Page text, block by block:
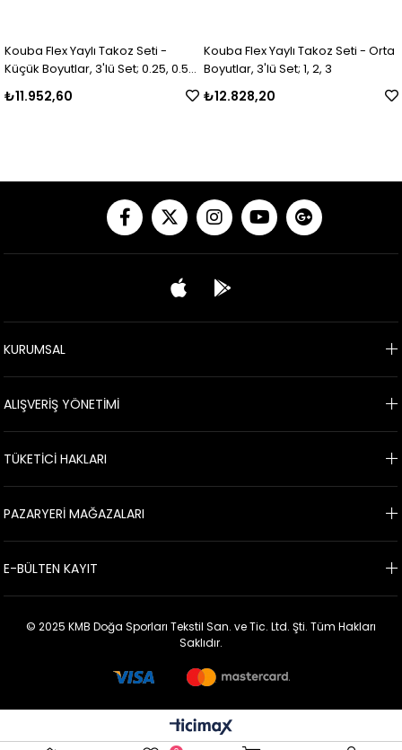
Kouba Flex Yaylı Takoz Seti -
Küçük Boyutlar, 3'lü Set; 0.25, 0.50,
₺11.952,60
Kouba Flex Yaylı Takoz Seti - Orta
Boyutlar, 3'lü Set; 1, 2, 3
₺12.828,20
KURUMSAL
ALIŞVERİŞ YÖNETİMİ
TÜKETİCİ HAKLARI
PAZARYERİ MAĞAZALARI
E-BÜLTEN KAYIT
© 2025 KMB Doğa Sporları Tekstil San. ve Tic. Ltd. Şti. Tüm Hakları
Saklıdır.